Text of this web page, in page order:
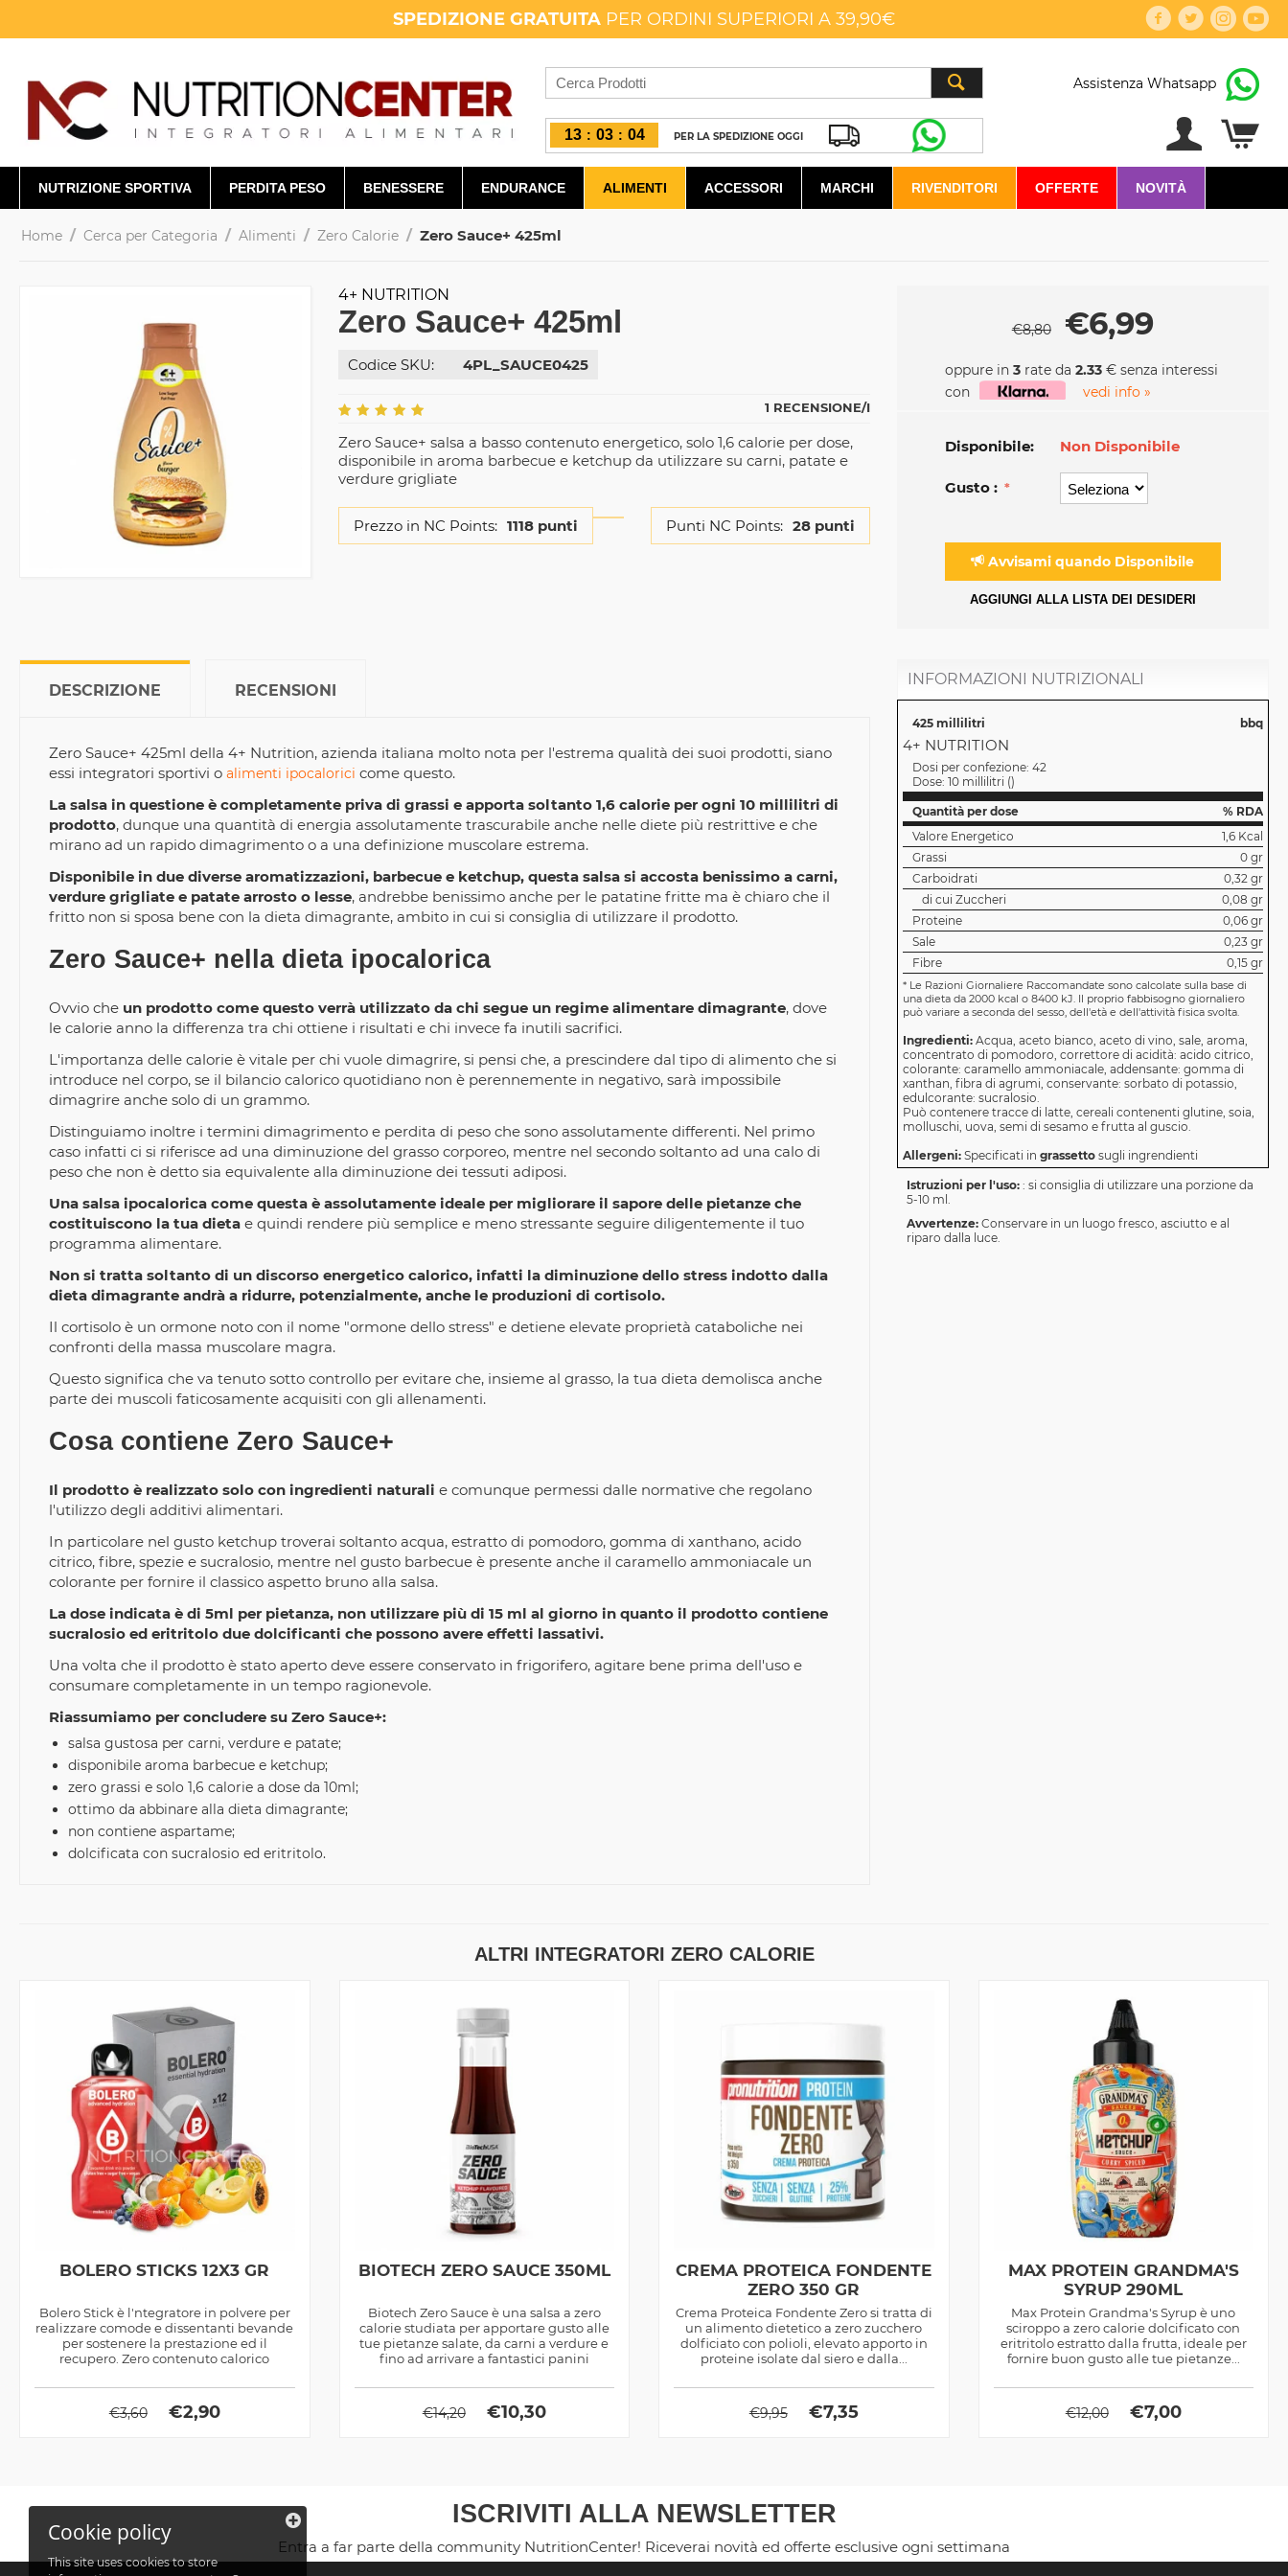
SPEDIZIONE GRATUITA PER ORDINI SUPERIORI A 39,90€
13 : 03 : 02 PER LA SPEDIZIONE OGGI
Assistenza Whatsapp
NUTRIZIONE SPORTIVA PERDITA PESO BENESSERE ENDURANCE ALIMENTI ACCESSORI MARCHI RIVENDITORI OFFERTE NOVITÀ
Home / Cerca per Categoria / Alimenti / Zero Calorie / Zero Sauce+ 425ml
4+ NUTRITION
Zero Sauce+ 425ml
Codice SKU: 4PL_SAUCE0425
1 RECENSIONE/I
Zero Sauce+ salsa a basso contenuto energetico, solo 1,6 calorie per dose,
disponibile in aroma barbecue e ketchup da utilizzare su carni, patate e
verdure grigliate
Prezzo in NC Points: 1118 punti Punti NC Points: 28 punti
€8,80 €6,99
oppure in 3rate da 2.33€ senza interessi
con
vedi info »
Disponibile: Non Disponibile
Gusto :
Avvisami quando Disponibile
AGGIUNGI ALLA LISTA DEI DESIDERI
DESCRIZIONE RECENSIONI
Zero Sauce+ 425ml della 4+ Nutrition, azienda italiana molto nota per l'estrema qualità dei suoi prodotti, siano
essi integratori sportivi o alimenti ipocalorici come questo.
La salsa in questione è completamente priva di grassi e apporta soltanto 1,6 calorie per ogni 10 millilitri di
prodotto, dunque una quantità di energia assolutamente trascurabile anche nelle diete più restrittive e che
mirano ad un rapido dimagrimento o a una definizione muscolare estrema.
Disponibile in due diverse aromatizzazioni, barbecue e ketchup, questa salsa si accosta benissimo a carni,
verdure grigliate e patate arrosto o lesse, andrebbe benissimo anche per le patatine fritte ma è chiaro che il
fritto non si sposa bene con la dieta dimagrante, ambito in cui si consiglia di utilizzare il prodotto.
Zero Sauce+ nella dieta ipocalorica
Ovvio che un prodotto come questo verrà utilizzato da chi segue un regime alimentare dimagrante, dove
le calorie anno la differenza tra chi ottiene i risultati e chi invece fa inutili sacrifici.
L'importanza delle calorie è vitale per chi vuole dimagrire, si pensi che, a prescindere dal tipo di alimento che si
introduce nel corpo, se il bilancio calorico quotidiano non è perennemente in negativo, sarà impossibile
dimagrire anche solo di un grammo.
Distinguiamo inoltre i termini dimagrimento e perdita di peso che sono assolutamente differenti. Nel primo
caso infatti ci si riferisce ad una diminuzione del grasso corporeo, mentre nel secondo soltanto ad una calo di
peso che non è detto sia equivalente alla diminuzione dei tessuti adiposi.
Una salsa ipocalorica come questa è assolutamente ideale per migliorare il sapore delle pietanze che
costituiscono la tua dieta e quindi rendere più semplice e meno stressante seguire diligentemente il tuo
programma alimentare.
Non si tratta soltanto di un discorso energetico calorico, infatti la diminuzione dello stress indotto dalla
dieta dimagrante andrà a ridurre, potenzialmente, anche le produzioni di cortisolo.
Il cortisolo è un ormone noto con il nome "ormone dello stress" e detiene elevate proprietà cataboliche nei
confronti della massa muscolare magra.
Questo significa che va tenuto sotto controllo per evitare che, insieme al grasso, la tua dieta demolisca anche
parte dei muscoli faticosamente acquisiti con gli allenamenti.
Cosa contiene Zero Sauce+
Il prodotto è realizzato solo con ingredienti naturali e comunque permessi dalle normative che regolano
l'utilizzo degli additivi alimentari.
In particolare nel gusto ketchup troverai soltanto acqua, estratto di pomodoro, gomma di xanthano, acido
citrico, fibre, spezie e sucralosio, mentre nel gusto barbecue è presente anche il caramello ammoniacale un
colorante per fornire il classico aspetto bruno alla salsa.
La dose indicata è di 5ml per pietanza, non utilizzare più di 15 ml al giorno in quanto il prodotto contiene
sucralosio ed eritritolo due dolcificanti che possono avere effetti lassativi.
Una volta che il prodotto è stato aperto deve essere conservato in frigorifero, agitare bene prima dell'uso e
consumare completamente in un tempo ragionevole.
Riassumiamo per concludere su Zero Sauce+:
salsa gustosa per carni, verdure e patate;
disponibile aroma barbecue e ketchup;
zero grassi e solo 1,6 calorie a dose da 10ml;
ottimo da abbinare alla dieta dimagrante;
non contiene aspartame;
dolcificata con sucralosio ed eritritolo.
INFORMAZIONI NUTRIZIONALI
425 millilitri bbq
4+ NUTRITION
Dosi per confezione: 42
Dose: 10 millilitri ()
Quantità per dose
% RDA
Valore Energetico
1,6 Kcal
Grassi
0 gr
Carboidrati
0,32 gr
di cui Zuccheri
0,08 gr
Proteine
0,06 gr
Sale
0,23 gr
Fibre
0,15 gr
*Le Razioni Giornaliere Raccomandate sono calcolate sulla base di
una dieta da 2000 kcal o 8400 kJ. Il proprio fabbisogno giornaliero
può variare a seconda del sesso, dell'età e dell'attività fisica svolta.
Ingredienti: Acqua, aceto bianco, aceto di vino, sale, aroma,
concentrato di pomodoro, correttore di acidità: acido citrico,
colorante: caramello ammoniacale, addensante: gomma di
xanthan, fibra di agrumi, conservante: sorbato di potassio,
edulcorante: sucralosio.
Può contenere tracce di latte, cereali contenenti glutine, soia,
molluschi, uova, semi di sesamo e frutta al guscio.
Allergeni: Specificati in grassettosugli ingrendienti
Istruzioni per l'uso: : si consiglia di utilizzare una porzione da
5-10 ml.
Avvertenze: Conservare in un luogo fresco, asciutto e al
riparo dalla luce.
ALTRI INTEGRATORI ZERO CALORIE
BOLERO STICKS 12X3 GR
Bolero Stick è l'ntegratore in polvere per
realizzare comode e dissentanti bevande
per sostenere la prestazione ed il
recupero. Zero contenuto calorico
€3,60 €2,90
BIOTECH ZERO SAUCE 350ML
Biotech Zero Sauce è una salsa a zero
calorie studiata per apportare gusto alle
tue pietanze salate, da carni a verdure e
fino ad arrivare a fantastici panini
€14,20 €10,30
CREMA PROTEICA FONDENTE
ZERO 350 GR
Crema Proteica Fondente Zero si tratta di
un alimento dietetico a zero zucchero
dolficiato con polioli, elevato apporto in
proteine isolate dal siero e dalla...
€9,95 €7,35
MAX PROTEIN GRANDMA'S
SYRUP 290ML
Max Protein Grandma's Syrup è uno
sciroppo a zero calorie dolcificato con
eritritolo estratto dalla frutta, ideale per
fornire buon gusto alle tue pietanze...
€12,00 €7,00
ISCRIVITI ALLA NEWSLETTER
Entra a far parte della community NutritionCenter! Riceverai novità ed offerte esclusive ogni settimana
Cookie policy
This site uses cookies to store